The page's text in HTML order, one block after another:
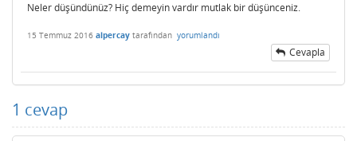
Neler düşündünüz? Hiç demeyin vardır mutlak bir düşünceniz.
15 Temmuz 2016 alpercay tarafından yorumlandı
Cevapla
1 cevap